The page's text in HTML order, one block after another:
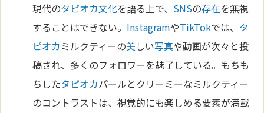
現代のタピオカ文化を語る上で、 SNSの存在を無視
することはできない。 InstagramやTikTokでは、 タ
ピオカミルクティーの美しい写真や動画が次々と投
稿され、多くのフォロワーを魅了している。もちも
ちしたタピオカパールとクリーミーなミルクティー
のコントラストは、視覚的にも楽しめる要素が満載